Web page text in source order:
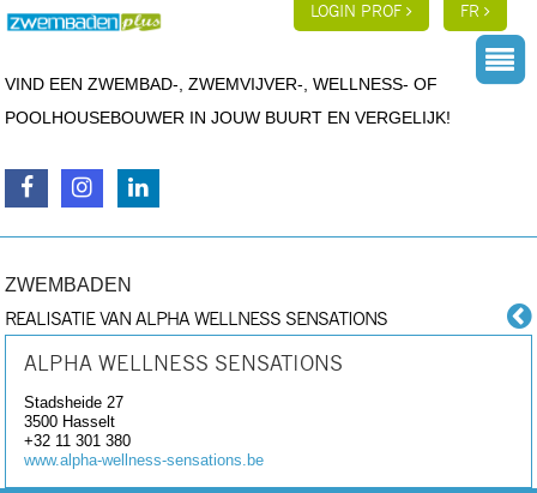
LOGIN PROF FR
VIND EEN ZWEMBAD-, ZWEMVIJVER-, WELLNESS- OF
POOLHOUSEBOUWER IN JOUW BUURT EN VERGELIJK!
ZWEMBADEN
REALISATIE VAN ALPHA WELLNESS SENSATIONS
ALPHA WELLNESS SENSATIONS
Stadsheide 27
3500 Hasselt
+32 11 301 380
www.alpha-wellness-sensations.be